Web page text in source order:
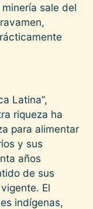
sale del
Latina”,
riqueza ha
para alimentar
y sus
años
de sus
El
indígenas,